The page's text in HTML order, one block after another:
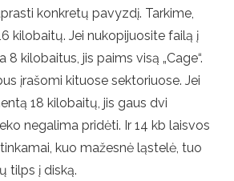
konkretų pavyzdį. Tarkime,
kilobaitų. Jei nukopijuosite failą į
8 kilobaitus, jis paims visą „Cage“.
įrašomi kituose sektoriuose. Jei
18 kilobaitų, jis gaus dvi
negalima pridėti. Ir 14 kb laisvos
kuo mažesnė ląstelė, tuo
tilps į diską.